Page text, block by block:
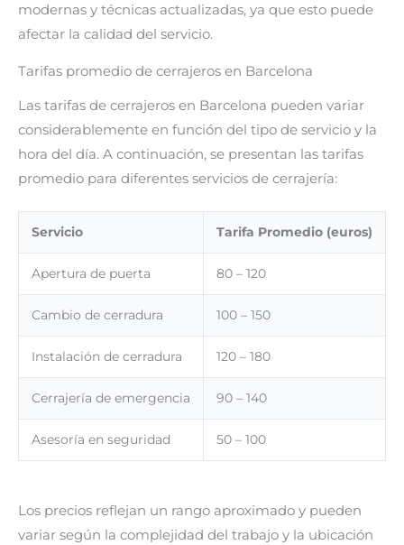
modernas y técnicas actualizadas, ya que esto puede
afectar la calidad del servicio.
Tarifas promedio de cerrajeros en Barcelona
Las tarifas de cerrajeros en Barcelona pueden variar
considerablemente en función del tipo de servicio y la
hora del día. A continuación, se presentan las tarifas
promedio para diferentes servicios de cerrajería:
Servicio Tarifa Promedio (euros)
Apertura de puerta 80 – 120
Cambio de cerradura 100 – 150
Instalación de cerradura 120 – 180
Cerrajería de emergencia 90 – 140
Asesoría en seguridad 50 – 100
Los precios reflejan un rango aproximado y pueden
variar según la complejidad del trabajo y la ubicación